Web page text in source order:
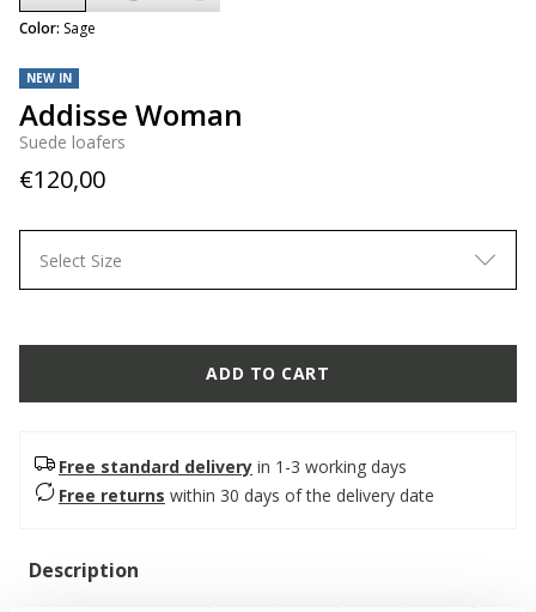
NEW IN
Addisse Woman
Suede loafers
€120,00
Color: Sage
selected
Select Size
ADD TO CART
Free standard delivery in 1-3 working days
Free returns within 30 days of the delivery date
Description